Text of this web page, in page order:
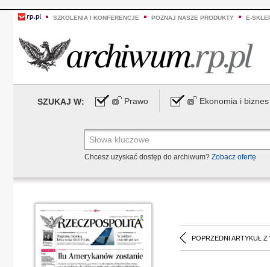
SZKOLENIA I KONFERENCJE POZNAJ NASZE PRODUKTY E-
SZUKAJ W: Prawo Ekonomia i biznes
Chcesz uzyskać dostęp do archiwum? Zobacz ofertę
POPRZEDNI ARTYKUŁ Z